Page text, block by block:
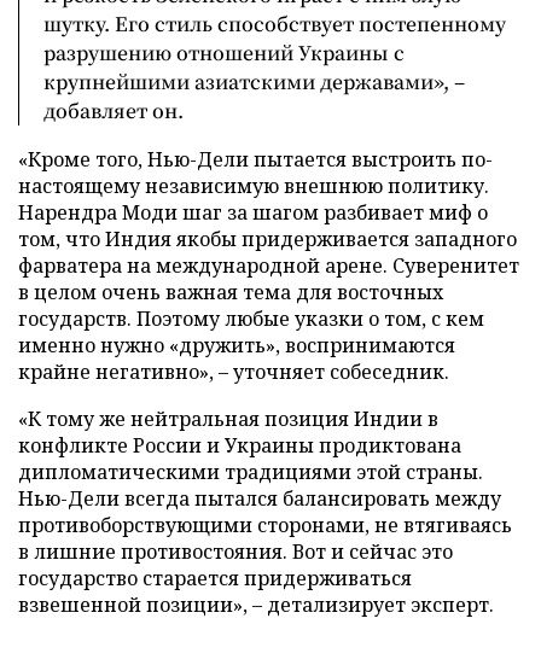
шутку. Его стиль способствует постепенному
разрушению отношений Украины с
крупнейшими азиатскими державами», –
добавляет он.
«Кроме того, Нью-Дели пытается выстроить по-
настоящему независимую внешнюю политику.
Нарендра Моди шаг за шагом разбивает миф о
том, что Индия якобы придерживается западного
фарватера на международной арене. Суверенитет
в целом очень важная тема для восточных
государств. Поэтому любые указки о том, с кем
именно нужно «дружить», воспринимаются
крайне негативно», – уточняет собеседник.
«К тому же нейтральная позиция Индии в
конфликте России и Украины продиктована
дипломатическими традициями этой страны.
Нью-Дели всегда пытался балансировать между
противоборствующими сторонами, не втягиваясь
в лишние противостояния. Вот и сейчас это
государство старается придерживаться
взвешенной позиции», – детализирует эксперт.